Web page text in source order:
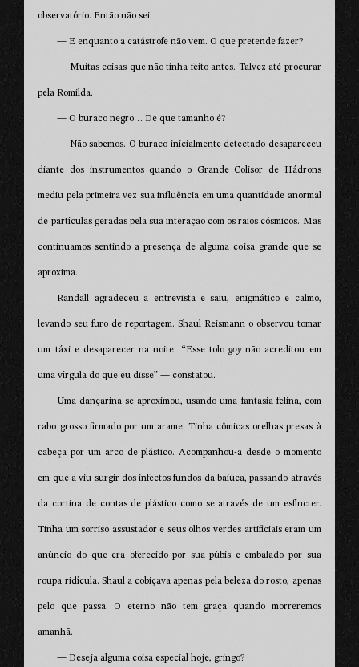
observatório. Então não sei.
— E enquanto a catástrofe não vem. O que pretende fazer?
— Muitas coisas que não tinha feito antes. Talvez até procurar
pela Romilda.
— O buraco negro… De que tamanho é?
— Não sabemos. O buraco inicialmente detectado desapareceu
diante dos instrumentos quando o Grande Colisor de Hádrons
mediu pela primeira vez sua influência em uma quantidade anormal
de partículas geradas pela sua interação com os raios cósmicos. Mas
continuamos sentindo a presença de alguma coisa grande que se
aproxima.
Randall agradeceu a entrevista e saiu, enigmático e calmo,
levando seu furo de reportagem. Shaul Reismann o observou tomar
um táxi e desaparecer na noite. “Esse tolo goynão acreditou em
uma vírgula do que eu disse” — constatou.
Uma dançarina se aproximou, usando uma fantasia felina, com
rabo grosso firmado por um arame. Tinha cômicas orelhas presas à
cabeça por um arco de plástico. Acompanhou-a desde o momento
em que a viu surgir dos infectos fundos da baiúca, passando através
da cortina de contas de plástico como se através de um esfíncter.
Tinha um sorriso assustador e seus olhos verdes artificiais eram um
anúncio do que era oferecido por sua púbis e embalado por sua
roupa ridícula. Shaul a cobiçava apenas pela beleza do rosto, apenas
pelo que passa. O eterno não tem graça quando morreremos
amanhã.
— Deseja alguma coisa especial hoje, gringo?